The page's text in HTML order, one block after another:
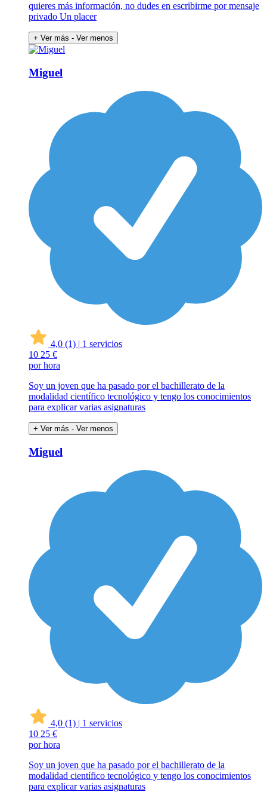
quieres más información, no dudes en escribirme por mensaje
privado Un placer
+ Ver más - Ver menos
Miguel
4,0 (1) | 1 servicios
10 25 €
por hora
Soy un joven que ha pasado por el bachillerato de la
modalidad científico tecnológico y tengo los conocimientos
para explicar varias asignaturas
+ Ver más - Ver menos
Miguel
4,0 (1) | 1 servicios
10 25 €
por hora
Soy un joven que ha pasado por el bachillerato de la
modalidad científico tecnológico y tengo los conocimientos
para explicar varias asignaturas